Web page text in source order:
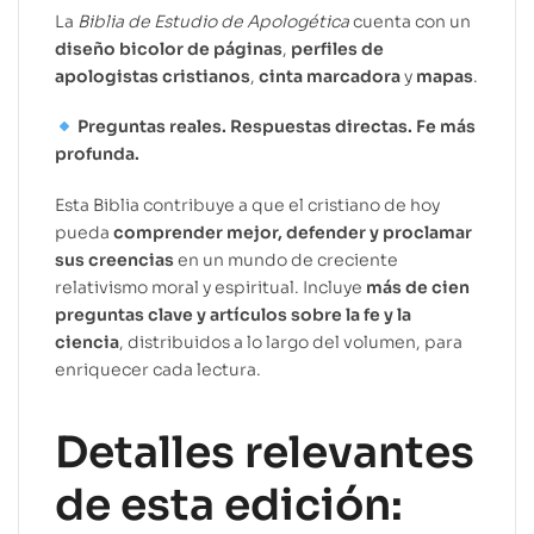
La Biblia de Estudio de Apologéticacuenta con un
diseño bicolor de páginas, perfiles de
apologistas cristianos, cinta marcadoray mapas.
Preguntas reales. Respuestas directas. Fe más
profunda.
Esta Biblia contribuye a que el cristiano de hoy
pueda comprender mejor, defender y proclamar
sus creencias en un mundo de creciente
relativismo moral y espiritual. Incluye más de cien
preguntas clave y artículos sobre la fe y la
ciencia, distribuidos a lo largo del volumen, para
enriquecer cada lectura.
Detalles relevantes
de esta edición: